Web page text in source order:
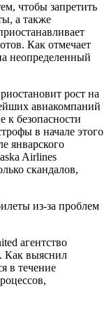
чтобы запретить
а также
Как отмечает
неопределенный
рост на
авиакомпаний
безопасности
в начале этого
январского
Airlines
скандалов,
из-за проблем
агентство
Как выяснил
в течение